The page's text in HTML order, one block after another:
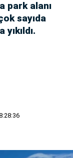
park alanı
sayıda